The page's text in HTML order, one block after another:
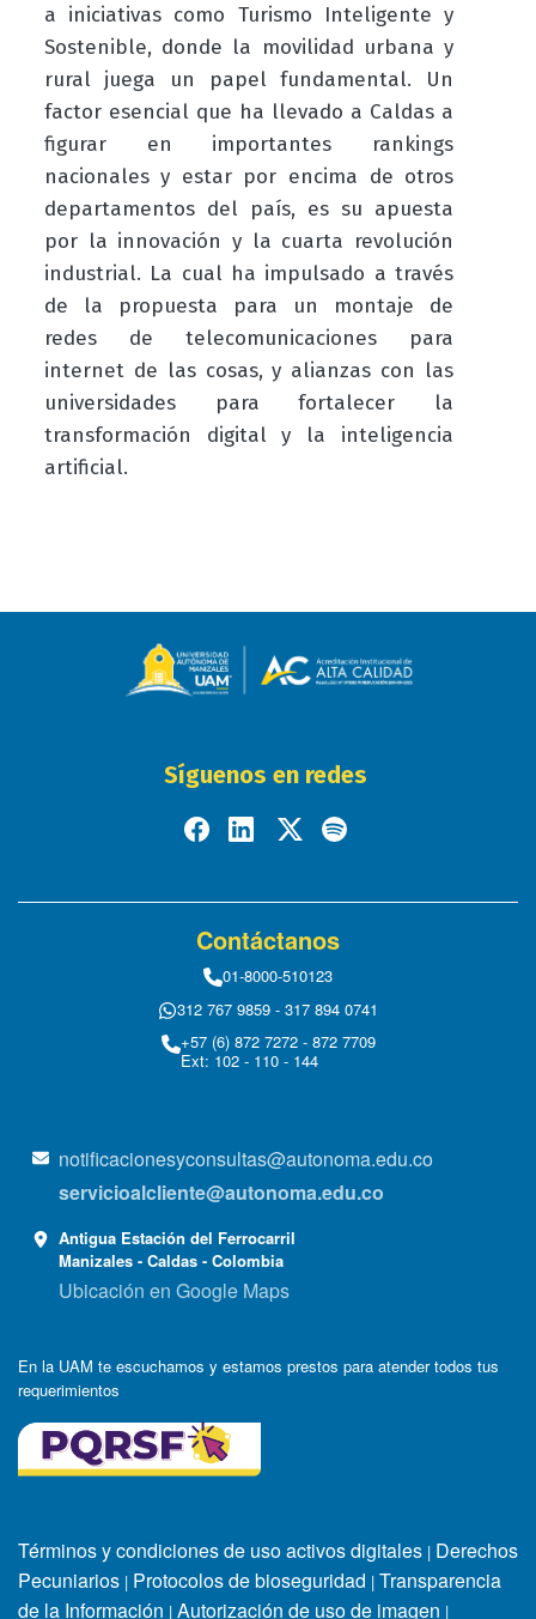
a iniciativas como Turismo Inteligente y
Sostenible, donde la movilidad urbana y
rural juega un papel fundamental. Un
factor esencial que ha llevado a Caldas a
figurar en importantes rankings
nacionales y estar por encima de otros
departamentos del país, es su apuesta
por la innovación y la cuarta revolución
industrial. La cual ha impulsado a través
de la propuesta para un montaje de
redes de telecomunicaciones para
internet de las cosas, y alianzas con las
universidades para fortalecer la
transformación digital y la inteligencia
artificial.
Síguenos en redes
Contáctanos
01-8000-510123
312 767 9859 - 317 894 0741
+57 (6) 872 7272 - 872 7709
Ext: 102 - 110 - 144
notificacionesyconsultas@autonoma.edu.co
servicioalcliente@autonoma.edu.co
Antigua Estación del Ferrocarril
Manizales - Caldas - Colombia
Ubicación en Google Maps
En la UAM te escuchamos y estamos prestos para atender todos tus
requerimientos
Términos y condiciones de uso activos digitales | Derechos
Pecuniarios | Protocolos de bioseguridad | Transparencia
de la Información | Autorización de uso de imagen |